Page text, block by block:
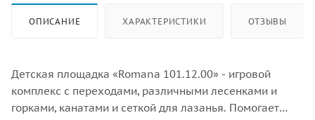
ОПИСАНИЕ ХАРАКТЕРИСТИКИ ОТЗЫВЫ
Детская площадка «Romana 101.12.00» - игровой
комплекс с переходами, различными лесенками и
горками, канатами и сеткой для лазанья. Помогает